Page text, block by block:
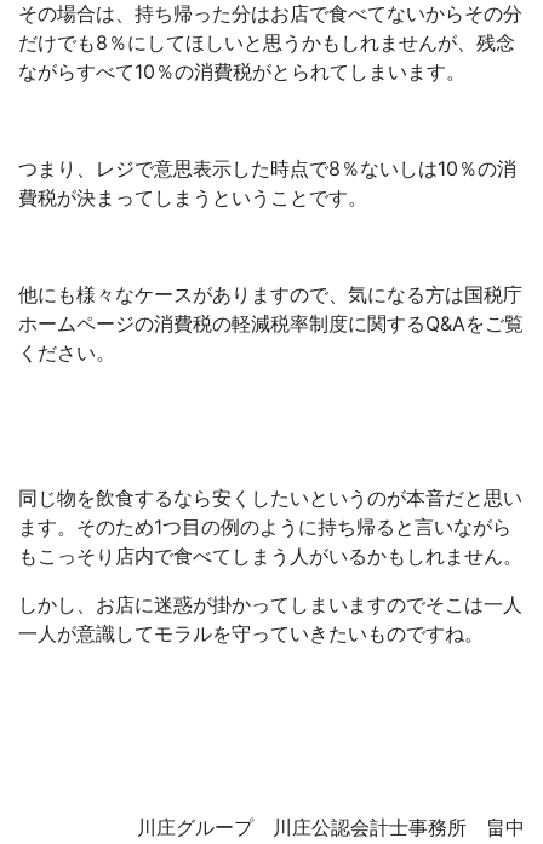
その場合は、持ち帰った分はお店で食べてないからその分
だけでも8％にしてほしいと思うかもしれませんが、残念
ながらすべて10％の消費税がとられてしまいます。
つまり、レジで意思表示した時点で8％ないしは10％の消
費税が決まってしまうということです。
他にも様々なケースがありますので、気になる方は国税庁
ホームページの消費税の軽減税率制度に関するQ&Aをご覧
ください。
同じ物を飲食するなら安くしたいというのが本音だと思い
ます。そのため1つ目の例のように持ち帰ると言いながら
もこっそり店内で食べてしまう人がいるかもしれません。
しかし、お店に迷惑が掛かってしまいますのでそこは一人
一人が意識してモラルを守っていきたいものですね。
川庄グループ 川庄公認会計士事務所 畠中